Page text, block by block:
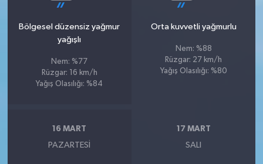
Bölgesel düzensiz yağmur
yağışlı
Nem: %77
Rüzgar: 16 km/h
Yağış Olasılığı: %84
Orta kuvvetli yağmurlu
Nem: %88
Rüzgar: 27 km/h
Yağış Olasılığı: %80
16 MART
PAZARTESI
17 MART
SALI